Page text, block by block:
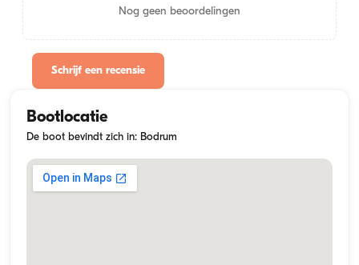
Nog geen beoordelingen
Schrijf een recensie
Bootlocatie
De boot bevindt zich in: Bodrum